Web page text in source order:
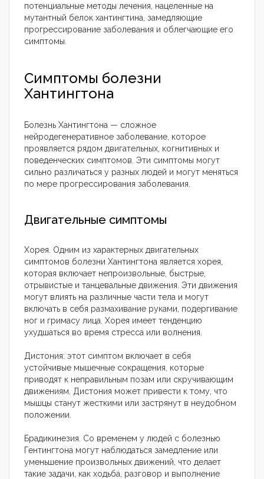
потенциальные методы лечения, нацеленные на
мутантный белок хантингтина, замедляющие
прогрессирование заболевания и облегчающие его
симптомы.
Симптомы болезни
Хантингтона
Болезнь Хантингтона — сложное
нейродегенеративное заболевание, которое
проявляется рядом двигательных, когнитивных и
поведенческих симптомов. Эти симптомы могут
сильно различаться у разных людей и могут меняться
по мере прогрессирования заболевания.
Двигательные симптомы
Хорея. Одним из характерных двигательных
симптомов болезни Хантингтона является хорея,
которая включает непроизвольные, быстрые,
отрывистые и танцевальные движения. Эти движения
могут влиять на различные части тела и могут
включать в себя размахивание руками, подергивание
ног и гримасу лица. Хорея имеет тенденцию
ухудшаться во время стресса или волнения.
Дистония: этот симптом включает в себя
устойчивые мышечные сокращения, которые
приводят к неправильным позам или скручивающим
движениям. Дистония может привести к тому, что
мышцы станут жесткими или застрянут в неудобном
положении.
Брадикинезия. Со временем у людей с болезнью
Гентингтона могут наблюдаться замедление или
уменьшение произвольных движений, что делает
такие задачи, как ходьба, разговор и выполнение